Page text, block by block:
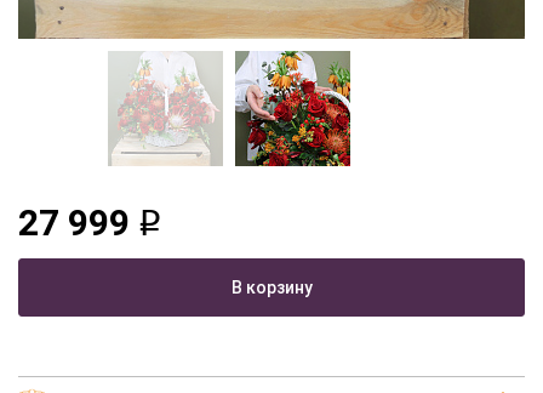
27 999 q
В корзину